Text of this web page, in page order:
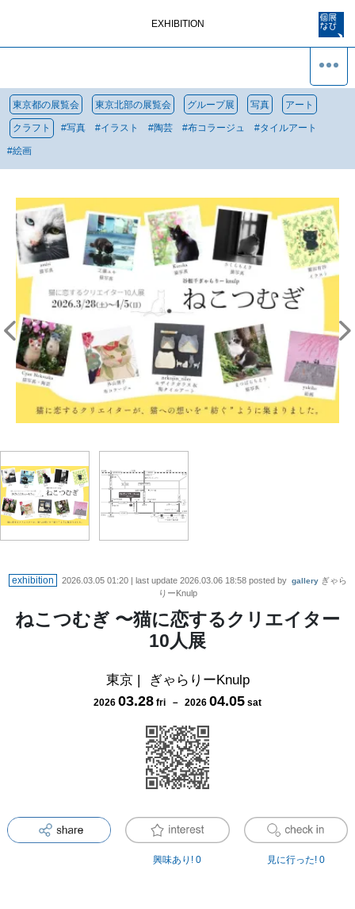
EXHIBITION
東京都の展覧会 東京北部の展覧会 グループ展 写真 アート
クラフト #写真 #イラスト #陶芸 #布コラージュ #タイルアート
#絵画
exhibition 2026.03.05 01:20| last update 2026.03.06 18:58posted by gallery ぎゃら
りーKnulp
ねこつむぎ 〜猫に恋するクリエイター
10人展
東京| ぎゃらりーKnulp
2026 03.28 fri － 2026 04.05 sat
興味あり! 0 見に行った! 0